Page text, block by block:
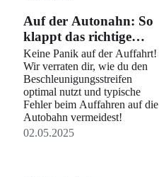
Auf der Autonahn: So
klappt das richtige
Auffahren
Keine Panik auf der Auffahrt!
Wir verraten dir, wie du den
Beschleunigungsstreifen
optimal nutzt und typische
Fehler beim Auffahren auf die
Autobahn vermeidest!
02.05.2025